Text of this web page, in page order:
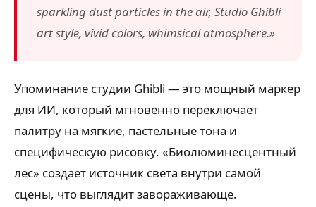
sparkling dust particles in the air, Studio Ghibli
art style, vivid colors, whimsical atmosphere.»
Упоминание студии Ghibli — это мощный маркер
для ИИ, который мгновенно переключает
палитру на мягкие, пастельные тона и
специфическую рисовку. «Биолюминесцентный
лес» создает источник света внутри самой
сцены, что выглядит завораживающе.